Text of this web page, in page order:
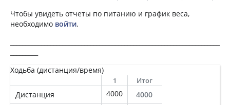
Чтобы увидеть отчеты по питанию и график веса,
необходимо войти.
Ходьба (дистанция/время)
1 Итог
Дистанция 4000
4000